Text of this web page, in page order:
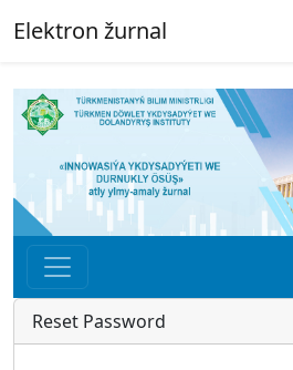
Elektron žurnal
Reset Password